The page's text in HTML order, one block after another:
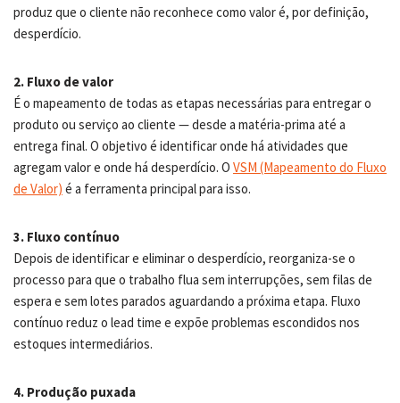
produz que o cliente não reconhece como valor é, por definição,
desperdício.
2. Fluxo de valor
É o mapeamento de todas as etapas necessárias para entregar o
produto ou serviço ao cliente — desde a matéria-prima até a
entrega final. O objetivo é identificar onde há atividades que
agregam valor e onde há desperdício. O VSM (Mapeamento do Fluxo
de Valor) é a ferramenta principal para isso.
3. Fluxo contínuo
Depois de identificar e eliminar o desperdício, reorganiza-se o
processo para que o trabalho flua sem interrupções, sem filas de
espera e sem lotes parados aguardando a próxima etapa. Fluxo
contínuo reduz o lead time e expõe problemas escondidos nos
estoques intermediários.
4. Produção puxada